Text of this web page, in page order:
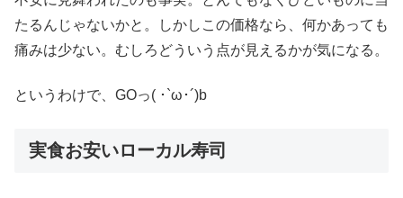
たるんじゃないかと。しかしこの価格なら、何かあっても
痛みは少ない。むしろどういう点が見えるかが気になる。
というわけで、GOっ( ･`ω･´)b
実食お安いローカル寿司